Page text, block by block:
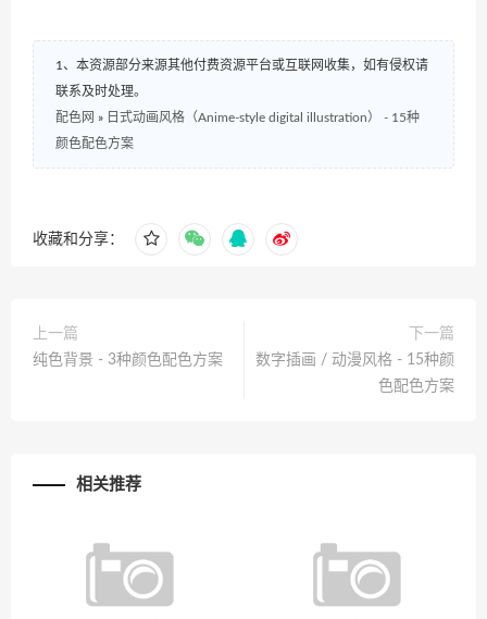
1、本资源部分来源其他付费资源平台或互联网收集，如有侵权请
联系及时处理。
配色网 » 日式动画风格（Anime-style digital illustration） - 15种
颜色配色方案
收藏和分享：
上一篇
纯色背景 - 3种颜色配色方案
下一篇
数字插画 / 动漫风格 - 15种颜
色配色方案
相关推荐